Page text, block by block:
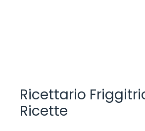
Ricettario
Ricette